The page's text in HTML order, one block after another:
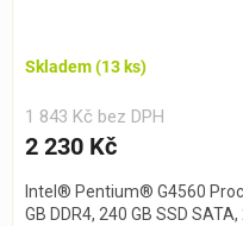
Skladem(13 ks)
1 843 Kč bez DPH
2 230 Kč
Intel® Pentium® G4560
GB DDR4, 240 GB SSD